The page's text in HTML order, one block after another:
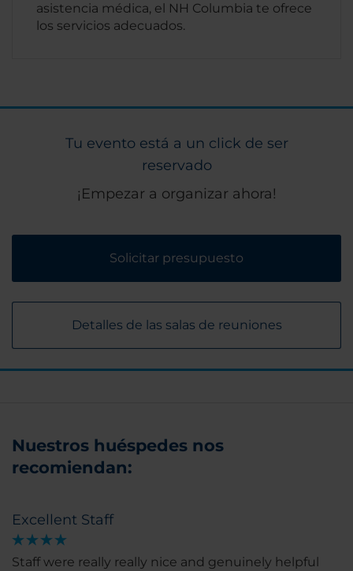
asistencia médica, el NH Columbia te ofrece
los servicios adecuados.
Tu evento está a un click de ser
reservado
¡Empezar a organizar ahora!
Solicitar presupuesto
Detalles de las salas de reuniones
Nuestros huéspedes nos
recomiendan:
Excellent Staff
Staff were really really nice and genuinely helpful